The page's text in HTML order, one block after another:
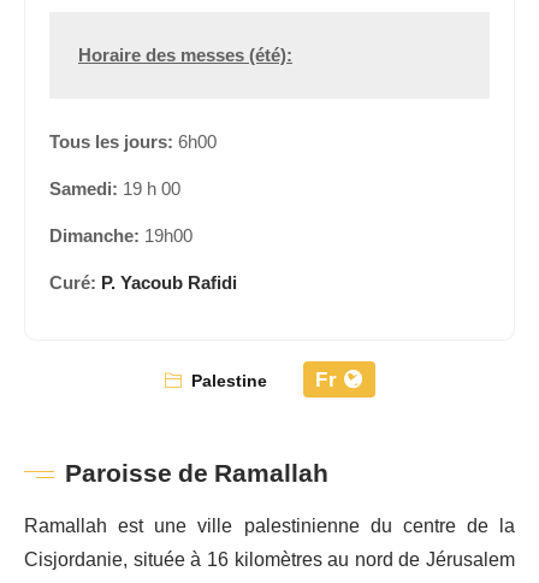
Palestine Fr
Paroisse de Ramallah
Ramallah est une ville palestinienne du centre de la
Cisjordanie, située à 16 kilomètres au nord de Jérusalem
Horaire des messes (été):
Tous les jours:6h00
Samedi:19 h 00
Dimanche:19h00
Curé:P. Yacoub Rafidi